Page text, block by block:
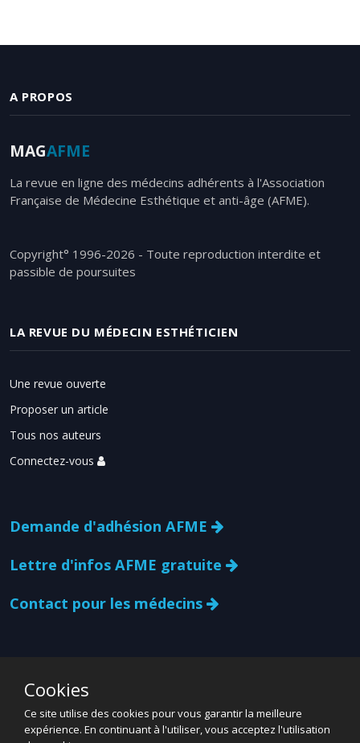
A PROPOS
MAGAFME
La revue en ligne des médecins adhérents à l'Association
Française de Médecine Esthétique et anti-âge (AFME).
Copyright° 1996-2026 - Toute reproduction interdite et
passible de poursuites
LA REVUE DU MÉDECIN ESTHÉTICIEN
Une revue ouverte
Proposer un article
Tous nos auteurs
Connectez-vous
Demande d'adhésion AFME
Lettre d'infos AFME gratuite
Contact pour les médecins
Cookies
Ce site utilise des cookies pour vous garantir la meilleure
expérience. En continuant à l'utiliser, vous acceptez l'utilisation